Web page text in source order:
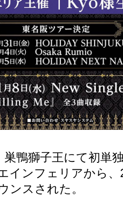
巣鴨獅子王にて初単
インフェリアから、
ンスされた。